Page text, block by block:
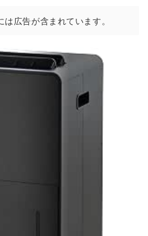
広告が含まれています。